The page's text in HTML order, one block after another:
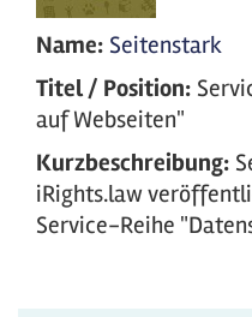
Name: Seitenstark
Titel / Position:
auf Webseiten"
Kurzbeschreibung:
iRights.law
Service-Reihe